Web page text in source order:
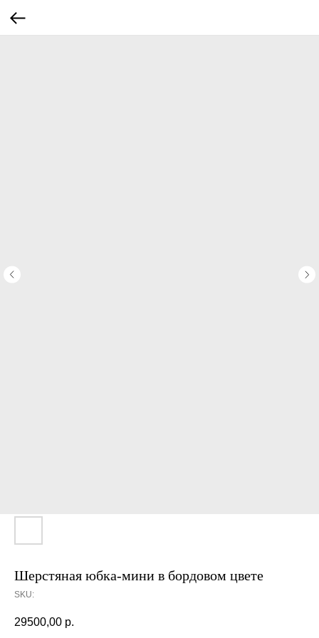
Шерстяная юбка-мини в бордовом цвете
SKU:
29500,00 р.